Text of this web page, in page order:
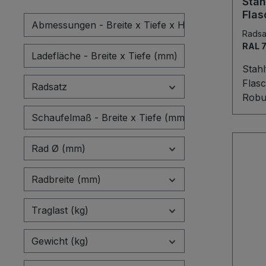
Abmessungen - Breite x Tiefe x Höhe (mm)
Ladefläche - Breite x Tiefe (mm)
Radsatz
Schaufelmaß - Breite x Tiefe (mm)
Rad Ø (mm)
Radbreite (mm)
Traglast (kg)
Gewicht (kg)
RAL
–
Die